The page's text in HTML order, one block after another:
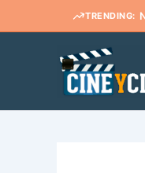
TRENDING: